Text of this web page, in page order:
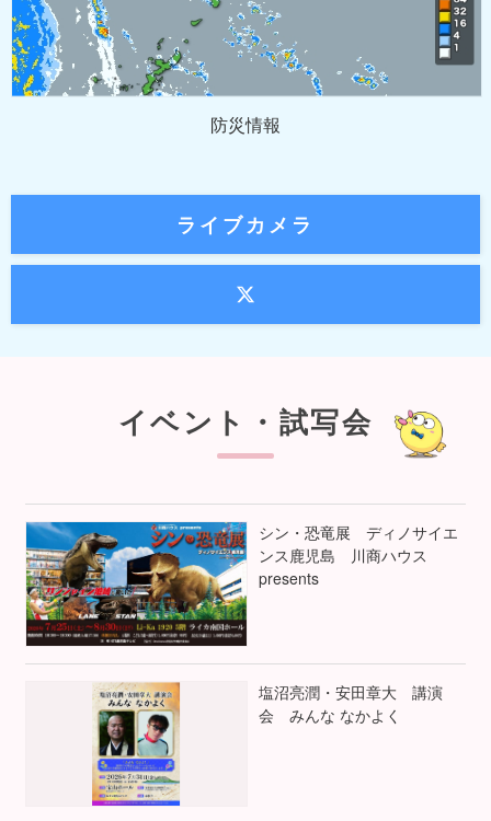
防災情報
ライブカメラ
イベント・試写会
シン・恐竜展 ディノサイエ
ンス鹿児島 川商ハウス
presents
塩沼亮潤・安田章大 講演
会 みんな なかよく